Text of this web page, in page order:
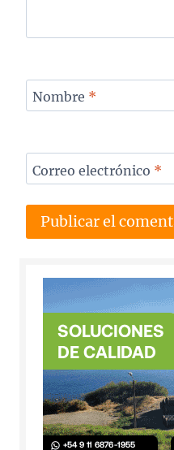
Nombre *
Correo electrónico *